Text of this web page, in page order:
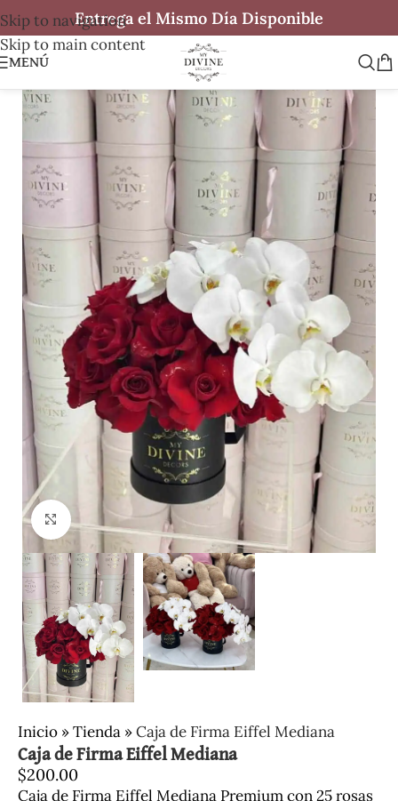
Skip to navigation
Skip to main content
Entrega el Mismo Día Disponible
MENÚ
Clic para ampliar
Inicio »Tienda »Caja de Firma Eiffel Mediana
Caja de Firma Eiffel Mediana
$200.00
Caja de Firma Eiffel Mediana Premium con 25 rosas